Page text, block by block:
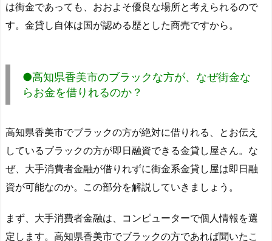
は街金であっても、おおよそ優良な場所と考えられるので
す。金貸し自体は国が認める歴とした商売ですから。
●高知県香美市のブラックな方が、なぜ街金な
らお金を借りれるのか？
高知県香美市でブラックの方が絶対に借りれる、とお伝え
しているブラックの方が即日融資できる金貸し屋さん。な
ぜ、大手消費者金融が借りれずに街金系金貸し屋は即日融
資が可能なのか。この部分を解説していきましょう。
まず、大手消費者金融は、コンピューターで個人情報を選
定します。高知県香美市でブラックの方であれば聞いたこ